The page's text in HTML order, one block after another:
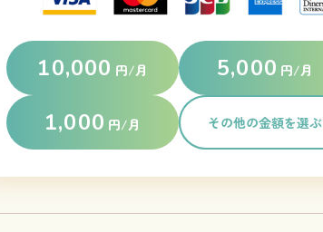
10,000 円/月 5,000 円/月
1,000 円/月 その他の金額を選ぶ